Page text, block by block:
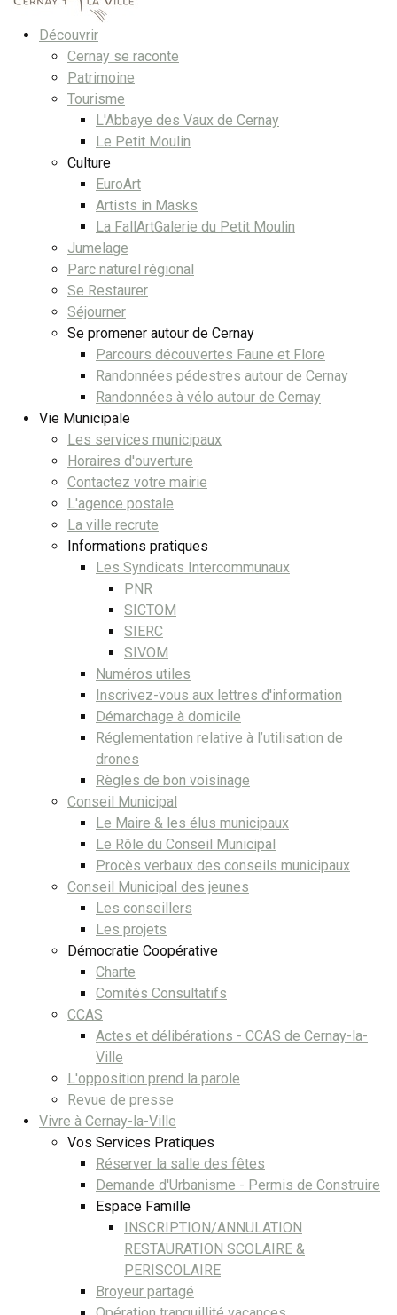
Découvrir
Cernay se raconte
Patrimoine
Tourisme
L'Abbaye des Vaux de Cernay
Le Petit Moulin
Culture
EuroArt
Artists in Masks
La FallArtGalerie du Petit Moulin
Jumelage
Parc naturel régional
Se Restaurer
Séjourner
Se promener autour de Cernay
Parcours découvertes Faune et Flore
Randonnées pédestres autour de Cernay
Randonnées à vélo autour de Cernay
Vie Municipale
Les services municipaux
Horaires d'ouverture
Contactez votre mairie
L'agence postale
La ville recrute
Informations pratiques
Les Syndicats Intercommunaux
PNR
SICTOM
SIERC
SIVOM
Numéros utiles
Inscrivez-vous aux lettres d'information
Démarchage à domicile
Réglementation relative à l’utilisation de
drones
Règles de bon voisinage
Conseil Municipal
Le Maire & les élus municipaux
Le Rôle du Conseil Municipal
Procès verbaux des conseils municipaux
Conseil Municipal des jeunes
Les conseillers
Les projets
Démocratie Coopérative
Charte
Comités Consultatifs
CCAS
Actes et délibérations - CCAS de Cernay-la-
Ville
L'opposition prend la parole
Revue de presse
Vivre à Cernay-la-Ville
Vos Services Pratiques
Réserver la salle des fêtes
Demande d'Urbanisme - Permis de Construire
Espace Famille
INSCRIPTION/ANNULATION
RESTAURATION SCOLAIRE &
PERISCOLAIRE
Broyeur partagé